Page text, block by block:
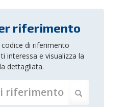
riferimento
codice di riferimento
interessa e visualizza la
dettagliata.